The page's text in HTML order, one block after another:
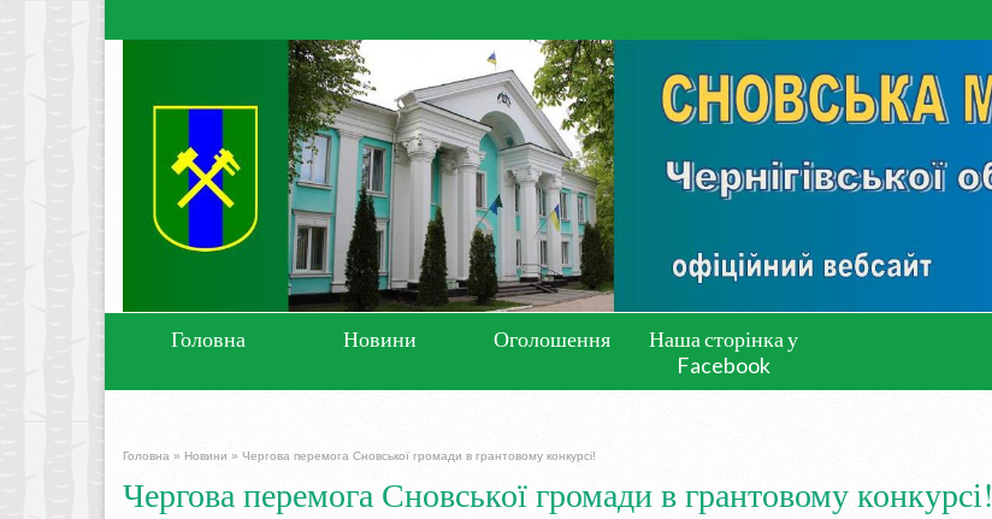
Головна Новини Оголошення
Наша сторінка у
Facebook
Головна » Новини » Чергова перемога Сновської громади в грантовому конкурсі!
Чергова перемога Сновської громади в грантовому конкурсі!